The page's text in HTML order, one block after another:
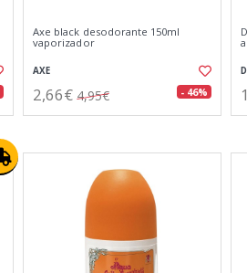
Axe black desodorante 150ml
vaporizador
AXE
2,66€ 4,95€ - 46%